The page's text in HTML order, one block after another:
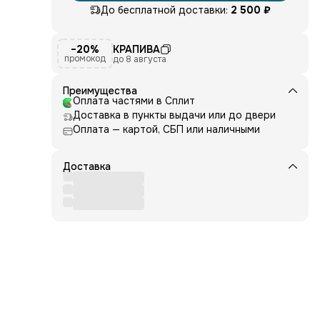
До бесплатной доставки: 2 500 ₽
−20%
промокод
КРАПИВА
до 8 августа
Преимущества
Оплата частями в Сплит
Доставка в пункты выдачи или до двери
Оплата — картой, СБП или наличными
Доставка